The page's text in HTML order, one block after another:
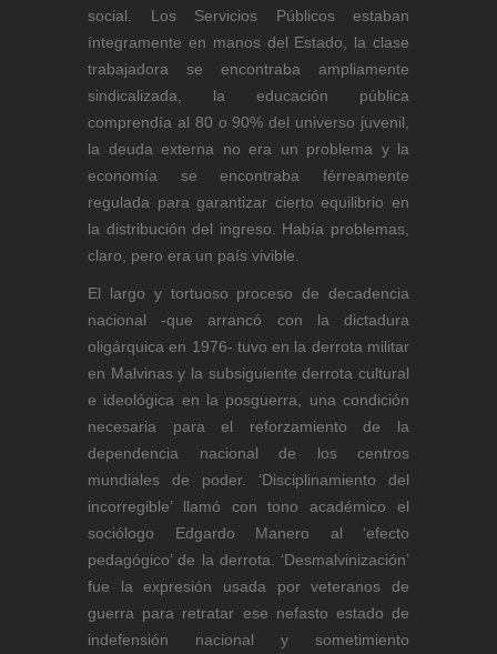
social. Los Servicios Públicos estaban
íntegramente en manos del Estado, la clase
trabajadora se encontraba ampliamente
sindicalizada, la educación pública
comprendía al 80 o 90% del universo juvenil,
la deuda externa no era un problema y la
economía se encontraba férreamente
regulada para garantizar cierto equilibrio en
la distribución del ingreso. Había problemas,
claro, pero era un país vivible.
El largo y tortuoso proceso de decadencia
nacional -que arrancó con la dictadura
oligárquica en 1976- tuvo en la derrota militar
en Malvinas y la subsiguiente derrota cultural
e ideológica en la posguerra, una condición
necesaria para el reforzamiento de la
dependencia nacional de los centros
mundiales de poder. ‘Disciplinamiento del
incorregible’ llamó con tono académico el
sociólogo Edgardo Manero al ‘efecto
pedagógico’ de la derrota. ‘Desmalvinización’
fue la expresión usada por veteranos de
guerra para retratar ese nefasto estado de
indefensión nacional y sometimiento